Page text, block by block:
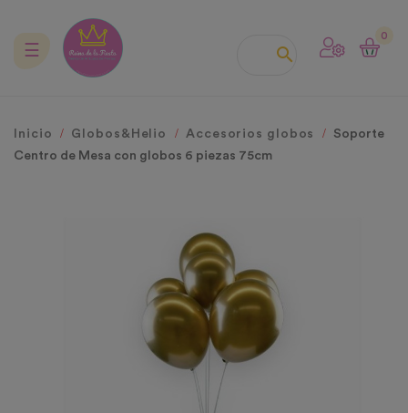

0
Navegación
☰
Inicio Globos&Helio Accesorios globos
Soporte
Centro de Mesa con globos 6 piezas 75cm